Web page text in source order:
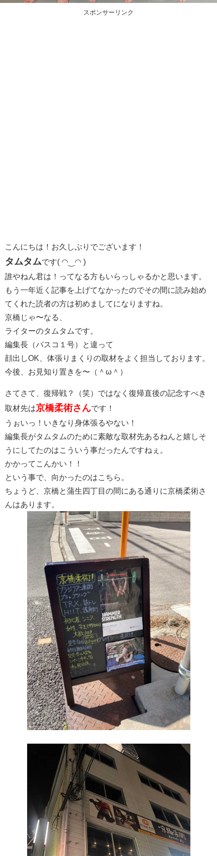
スポンサーリンク
こんにちは！お久しぶりでございます！
タムタムです( ◠‿◠ )
誰やねん君は！ってなる方もいらっしゃるかと思います。
もう一年近く記事を上げてなかったのでその間に読み始め
てくれた読者の方は初めましてになりますね。
京橋じゃ〜なる、
ライターのタムタムです。
編集長（バスコ１号）と違って
顔出しOK、体張りまくりの取材をよく担当しております。
今後、お見知り置きを〜（＾ω＾）
さてさて、復帰戦？（笑）ではなく復帰直後の記念すべき
取材先は京橋柔術さんです！
うぉいっ！いきなり身体張るやない！
編集長がタムタムのために素敵な取材先あるねんと嬉しそ
うにしてたのはこういう事だったんですねぇ。
かかってこんかい！！
という事で、向かったのはこちら。
ちょうど、京橋と蒲生四丁目の間にある通りに京橋柔術さ
んはあります。